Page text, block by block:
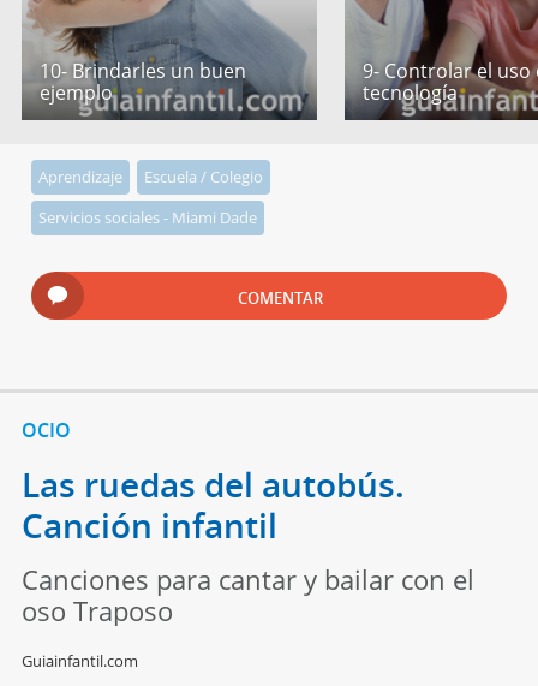
10- Brindarles un buen
ejemplo
9- Controlar el uso
tecnología
Aprendizaje
Escuela / Colegio
Servicios sociales - Miami Dade
COMENTAR
OCIO
Las ruedas del autobús.
Canción infantil
Canciones para cantar y bailar con el
oso Traposo
Guiainfantil.com